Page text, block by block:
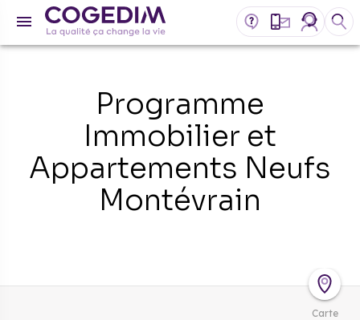
Programme
Immobilier et
Appartements Neufs
Montévrain
Carte